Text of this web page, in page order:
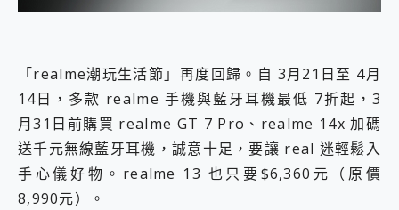
百倍變焦實測~ vivo X200 Pro 與 S25 Ultra 誰能滿足全場景拍攝需求？
超好用的 PLAUD NotePin AI 智慧錄音膠囊~ 您的AI 秘書已上線 每月免費送你 300分鐘轉寫
COMPUTEX 2025 來囉！AGI亞奇雷 AI・Gaming・創作儲存方案登場，趕快來AGI亞奇雷挑戰任務抽 PS5！
自帶線的 有線無線都能充 ONPRO MagReact M5 10000mAh 5合1 磁吸無線急速行動電源 開箱 評測
飛利浦 JS7310 ⚡【電急便｜行動儲能救車電源】 可靠的旅行夥伴！帶給您優異的安全性與強大供電效能
是螢幕也是電視! 一機超多用途「MSI微星 Modern MD272UPSW 27型」 4K IPS 輕薄商用智慧聯網螢幕 開箱 評測
您的專屬AI 助手 Yoga Slim 7 Aura Edition 觸控AI筆電 開箱 評測
「realme潮玩生活節」再度回歸。自 3月21日至 4月
14日，多款 realme 手機與藍牙耳機最低 7折起，3
月31日前購買 realme GT 7 Pro、realme 14x 加碼
送千元無線藍牙耳機，誠意十足，要讓 real 迷輕鬆入
手心儀好物。realme 13 也只要$6,360元（原價
8,990元）。